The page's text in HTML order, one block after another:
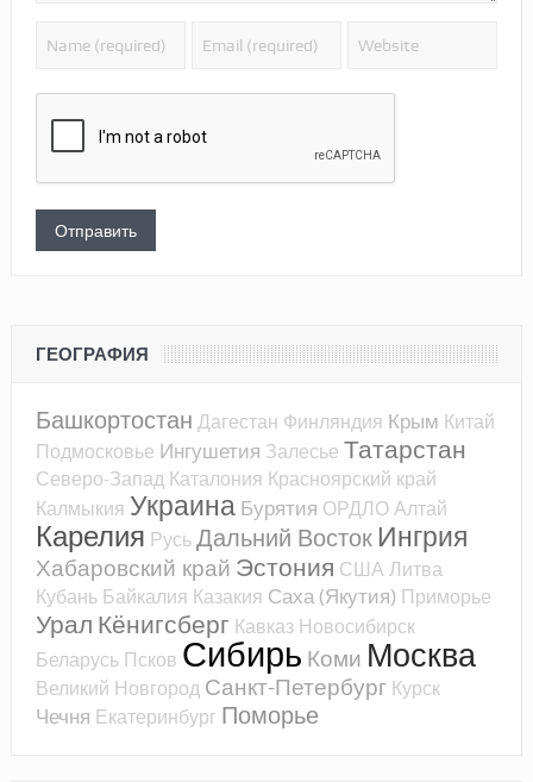
ГЕОГРАФИЯ
Башкортостан Дагестан Финляндия Крым Китай
Подмосковье Ингушетия Залесье Татарстан
Северо-Запад Каталония Красноярский край
Калмыкия Украина Бурятия ОРДЛОАлтай
Карелия РусьДальний Восток Ингрия
Хабаровский край Эстония США Литва
Кубань Байкалия Казакия Саха (Якутия) Приморье
Урал Кёнигсберг Кавказ Новосибирск
Беларусь Псков Сибирь Коми Москва
Великий Новгород Санкт-Петербург Курск
Чечня Екатеринбург Поморье